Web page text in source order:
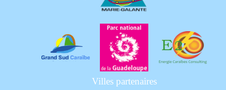
Villes partenaires